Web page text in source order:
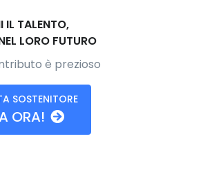
IL TALENTO,
LORO FUTURO
è prezioso
SOSTENITORE
ORA!